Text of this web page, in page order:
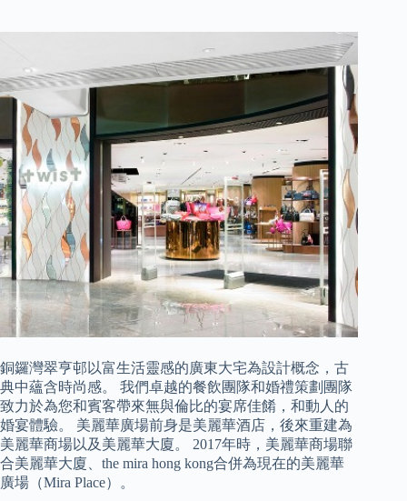
銅鑼灣翠亨邨以富生活靈感的廣東大宅為設計概念，古
典中蘊含時尚感。 我們卓越的餐飲團隊和婚禮策劃團隊
致力於為您和賓客帶來無與倫比的宴席佳餚，和動人的
婚宴體驗。 美麗華廣場前身是美麗華酒店，後來重建為
美麗華商場以及美麗華大廈。 2017年時，美麗華商場聯
合美麗華大廈、the mira hong kong合併為現在的美麗華
廣場（Mira Place）。